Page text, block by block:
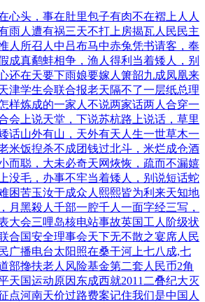
心头，事在肚里包子有肉不在褶上 人人
雨人遭有祸三天不打上房揭瓦人民民主
人所召 人中吕布马中赤兔凭书请客，奉
成真鹬蚌相争，渔人得利 当着矮人，别
还在天要下雨娘要嫁人 箫韶九成凤凰来
津学生会联合报老天隔不了一层纸总理
样炼成的一家人不说两家话两人合穿一
会 上说天堂，下说苏杭路上说话，草里
话山外有山，天外有天 人生一世草木一
米饭揑杀不成团钱过北斗，米烂成仓酒
而聪，大未必奇天网烣恢，疏而不漏嬉
没毛，办事不牢当着矮人，别说短话蛇
困苦玉汝于成众人熙熙皆为利来天知地
月黑殺人 千部一腔千人一面字经三写，
大会三哩岛核电站事故英国工人阶级状
合国安全理事会天下无不散之宴席人民
广播电台太阳照在桑干河上七八成,七
部搀扶老人风险基金第二套人民币2角
天国运动原因 东成西就2011 二叠纪大灭
点河南天价过路费案记住我们是中国人